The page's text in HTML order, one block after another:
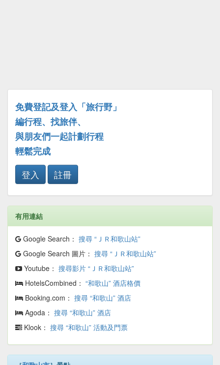
免費登記及登入「旅行野」
編行程、找旅伴、
與朋友們一起計劃行程
輕鬆完成
登入
註冊
有用連結
Google Search： 搜尋 “ＪＲ和歌山站”
Google Search 圖片： 搜尋 “ＪＲ和歌山站”
Youtube： 搜尋影片 “ＪＲ和歌山站”
HotelsCombined： “和歌山” 酒店格價
Booking.com： 搜尋 “和歌山” 酒店
Agoda： 搜尋 “和歌山” 酒店
Klook： 搜尋 “和歌山” 活動及門票